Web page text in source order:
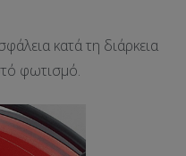
κατά τη διάρκεια
φωτισμό.